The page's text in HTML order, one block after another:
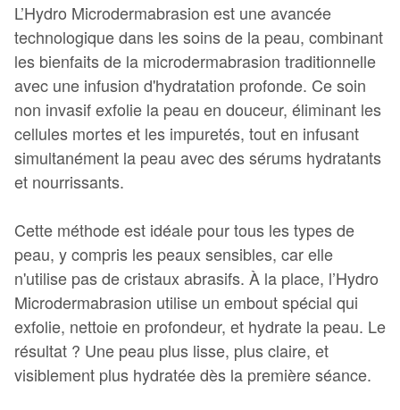
L’Hydro Microdermabrasion est une avancée
technologique dans les soins de la peau, combinant
les bienfaits de la microdermabrasion traditionnelle
avec une infusion d'hydratation profonde. Ce soin
non invasif exfolie la peau en douceur, éliminant les
cellules mortes et les impuretés, tout en infusant
simultanément la peau avec des sérums hydratants
et nourrissants.
Cette méthode est idéale pour tous les types de
peau, y compris les peaux sensibles, car elle
n'utilise pas de cristaux abrasifs. À la place, l’Hydro
Microdermabrasion utilise un embout spécial qui
exfolie, nettoie en profondeur, et hydrate la peau. Le
résultat ? Une peau plus lisse, plus claire, et
visiblement plus hydratée dès la première séance.